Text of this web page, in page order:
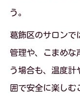
う。
葛飾区のサロンで
管理や、こまめな
う場合も、温度計
囲で安全に楽しむ